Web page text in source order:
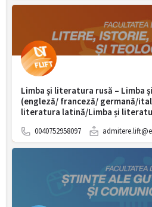
Limba și literatura rusă – Limba
(engleză/ franceză/ germană/
literatura latină/Limba și
0040752958097